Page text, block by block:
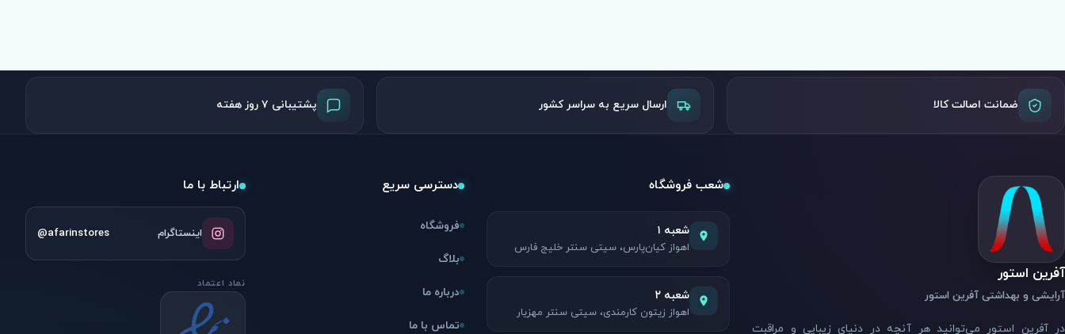
ضمانت اصالت کالا ارسال سریع به سراسر کشور پشتیبانی ۷ روز هفته
آفرین استور
آرایشی و بهداشتی آفرین استور
در آفرین استور می‌توانید هر آنچه در دنیای زیبایی و مراقبت
شعب فروشگاه
شعبه ۱
اهواز کیان‌پارس، سیتی سنتر خلیج فارس
شعبه ۲
اهواز زیتون کارمندی، سیتی سنتر مهزیار
دسترسی سریع
فروشگاه
بلاگ
درباره ما
تماس با ما
ارتباط با ما
اینستاگرام @afarinstores
نماد اعتماد